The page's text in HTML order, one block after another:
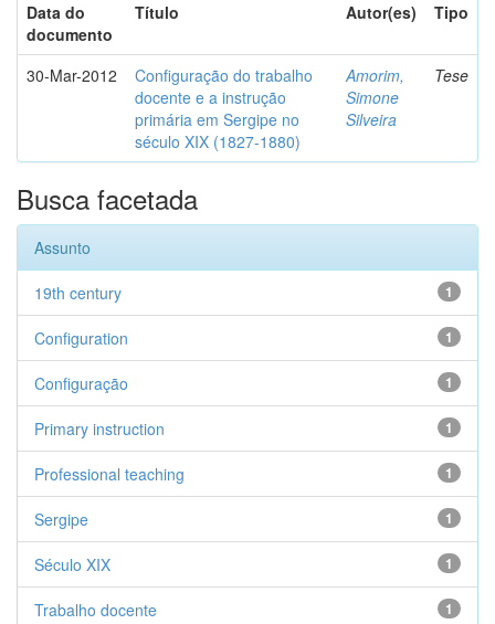
Data do
documento
Título Autor(es) Tipo
30-Mar-2012
Configuração do trabalho
docente e a instrução
primária em Sergipe no
século XIX (1827-1880)
Amorim,
Simone
Silveira
Tese
Busca facetada
Assunto
1
19th century
1
Configuration
1
Configuração
1
Primary instruction
1
Professional teaching
1
Sergipe
1
Século XIX
1
Trabalho docente